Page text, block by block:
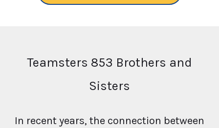
Teamsters 853 Brothers and
Sisters
In recent years, the connection between